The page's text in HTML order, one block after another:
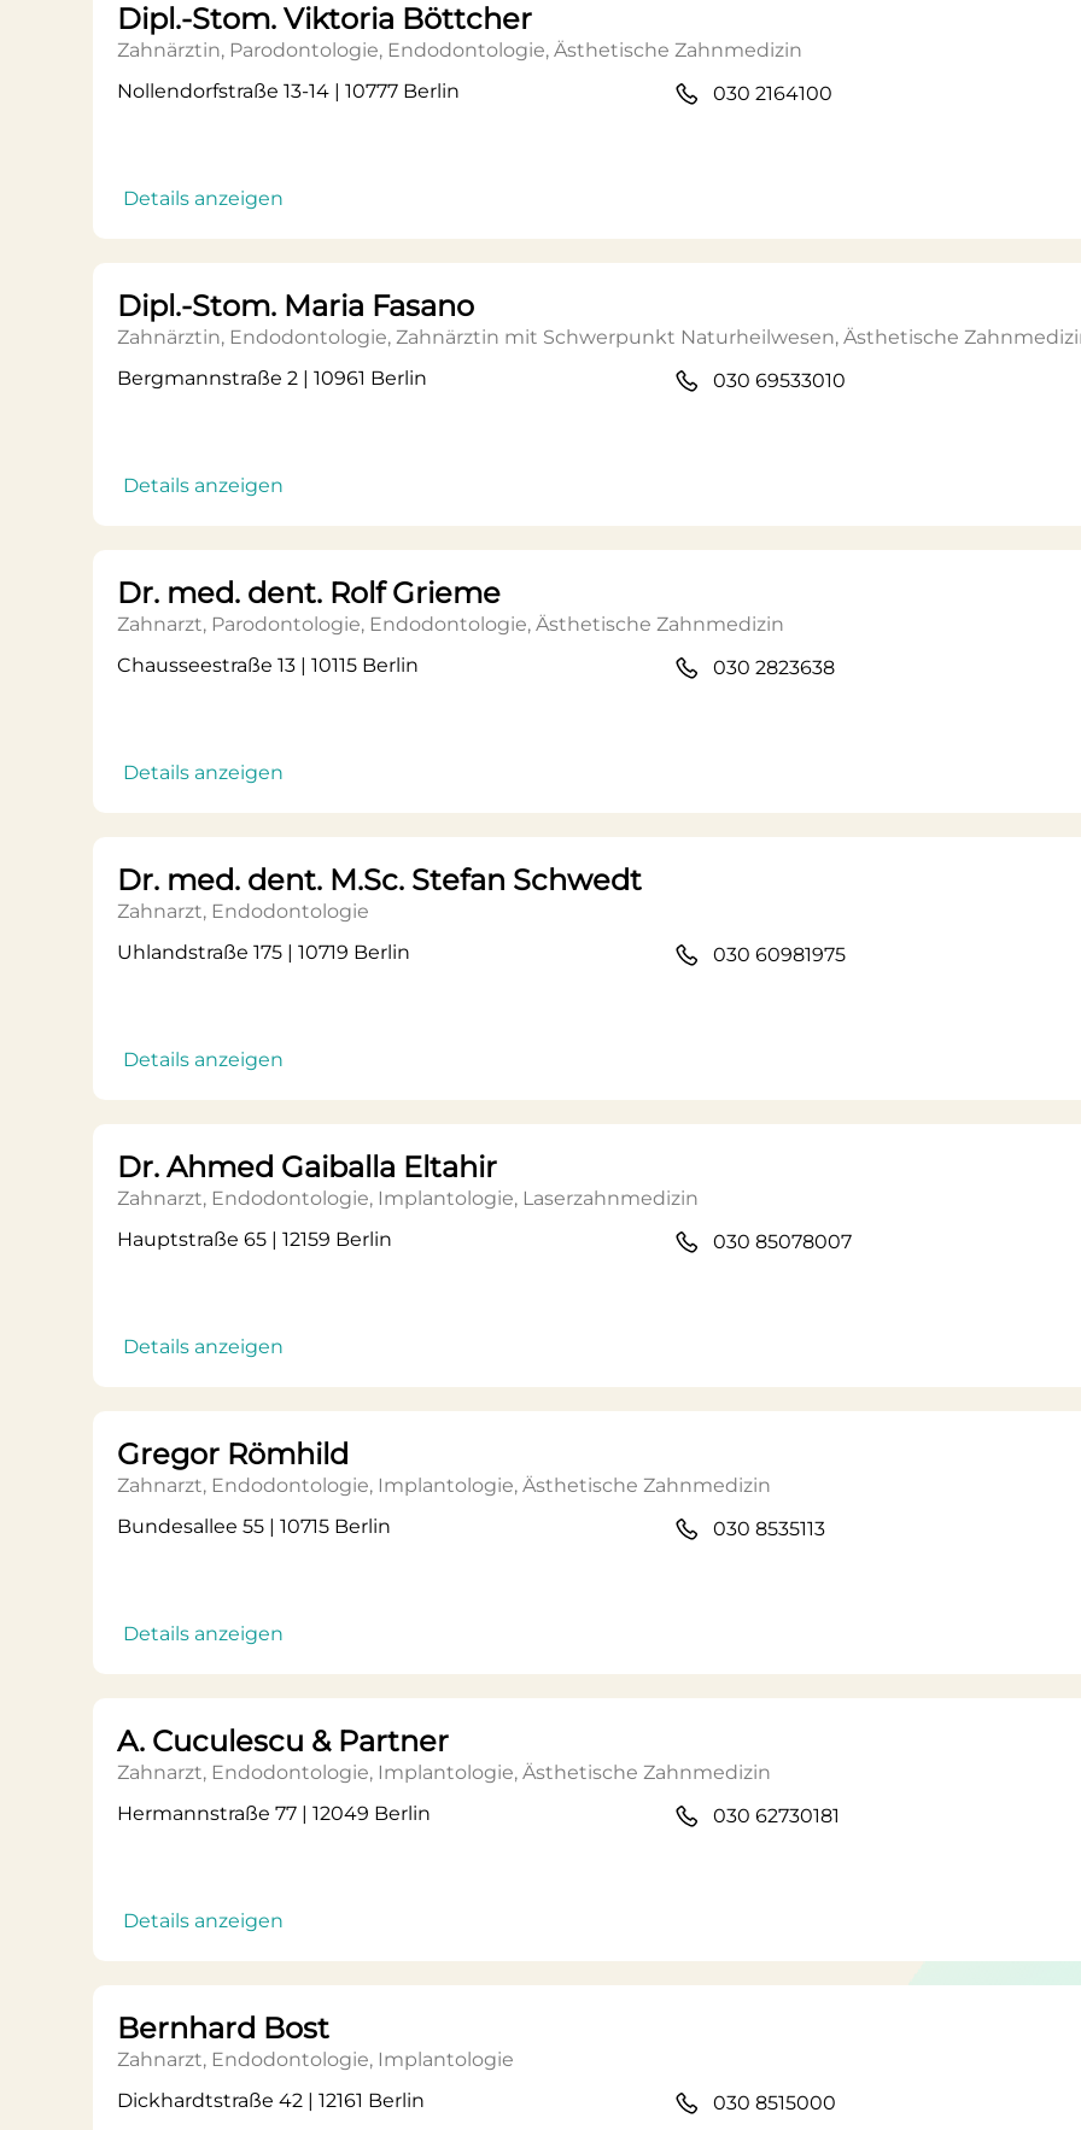
Dipl.-Stom. Viktoria Böttcher
Zahnärztin, Parodontologie, Endodontologie, Ästhetische Zahnmedizin
Nollendorfstraße 13-14 | 10777 Berlin
Details anzeigen
030 2164100
Dipl.-Stom. Maria Fasano
Zahnärztin, Endodontologie, Zahnärztin mit Schwerpunkt Naturheilwesen, Ästhetische
Bergmannstraße 2 | 10961 Berlin
Details anzeigen
030 69533010
Dr. med. dent. Rolf Grieme
Zahnarzt, Parodontologie, Endodontologie, Ästhetische Zahnmedizin
Chausseestraße 13 | 10115 Berlin
Details anzeigen
030 2823638
Dr. med. dent. M.Sc. Stefan Schwedt
Zahnarzt, Endodontologie
Uhlandstraße 175 | 10719 Berlin
Details anzeigen
030 60981975
Dr. Ahmed Gaiballa Eltahir
Zahnarzt, Endodontologie, Implantologie, Laserzahnmedizin
Hauptstraße 65 | 12159 Berlin
Details anzeigen
030 85078007
Gregor Römhild
Zahnarzt, Endodontologie, Implantologie, Ästhetische Zahnmedizin
Bundesallee 55 | 10715 Berlin
Details anzeigen
030 8535113
A. Cuculescu & Partner
Zahnarzt, Endodontologie, Implantologie, Ästhetische Zahnmedizin
Hermannstraße 77 | 12049 Berlin
Details anzeigen
030 62730181
Bernhard Bost
Zahnarzt, Endodontologie, Implantologie
Dickhardtstraße 42 | 12161 Berlin
030 8515000